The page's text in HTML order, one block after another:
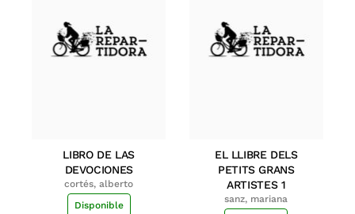
LIBRO DE LAS
DEVOCIONES
cortés, alberto
Disponible
EL LLIBRE DELS
PETITS GRANS
ARTISTES 1
sanz, mariana